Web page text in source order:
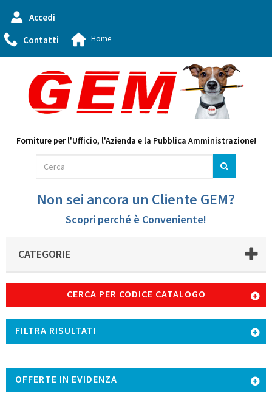
Accedi
Contatti
Home
Forniture per l'Ufficio, l'Azienda e la Pubblica Amministrazione!
Non sei ancora un Cliente GEM?
Scopri perché è Conveniente!
CATEGORIE
CERCA PER CODICE CATALOGO
FILTRA RISULTATI
OFFERTE IN EVIDENZA